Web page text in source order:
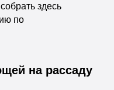
здесь
по
на рассаду